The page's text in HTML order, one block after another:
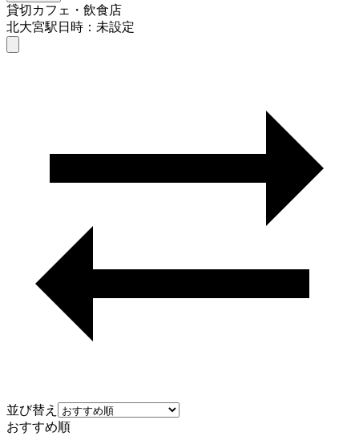
貸切カフェ・飲食店
北大宮駅日時：未設定
並び替え
おすすめ順